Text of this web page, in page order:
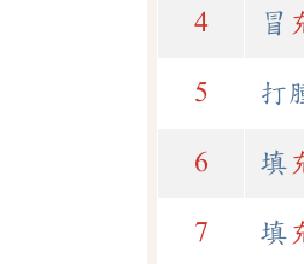
4 冒
5 打
6 填
7 填